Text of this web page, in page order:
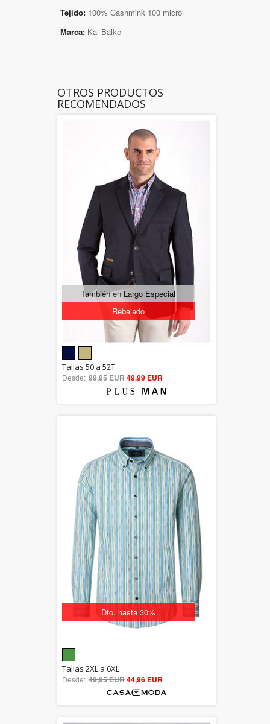
Tejido: 100% Cashmink 100 micro
Marca: Kai Balke
OTROS PRODUCTOS
RECOMENDADOS
Rebajado
También en Largo Especial
5.00
out of 5
Tallas 50 a 52T
Desde: 99,95 EUR49,99 EUR
Dto. hasta 30%
5.00
out of 5
Tallas 2XL a 6XL
Desde: 49,95 EUR44,96 EUR